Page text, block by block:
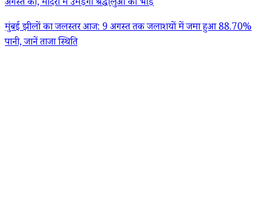
अगस्त को, मंदिरों में उमड़ेगी श्रद्धालुओं की भीड़
मुंबई झीलों का जलस्तर आज: 9 अगस्त तक जलाशयों में जमा हुआ 88.70%
पानी, जानें ताजा स्थिति